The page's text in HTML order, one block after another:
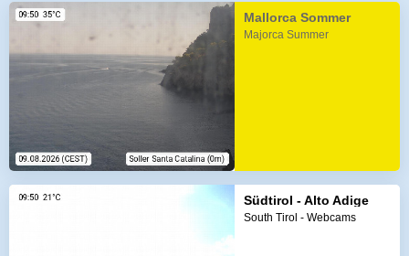
Mallorca Sommer
Majorca Summer
Südtirol - Alto Adige
South Tirol - Webcams